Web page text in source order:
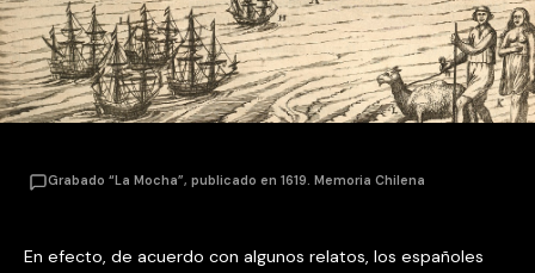
Grabado “La Mocha”, publicado en 1619. Memoria Chilena
En efecto, de acuerdo con algunos relatos, los españoles